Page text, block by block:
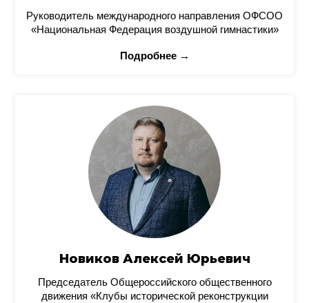
Руководитель международного направления ОФСОО
«Национальная Федерация воздушной гимнастики»
Подробнее →
Новиков Алексей Юрьевич
Председатель Общероссийского общественного
движения «Клубы исторической реконструкции